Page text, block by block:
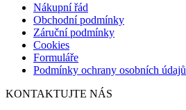
Nákupní řád
Obchodní podmínky
Záruční podmínky
Cookies
Formuláře
Podmínky ochrany osobních údajů
KONTAKTUJTE NÁS